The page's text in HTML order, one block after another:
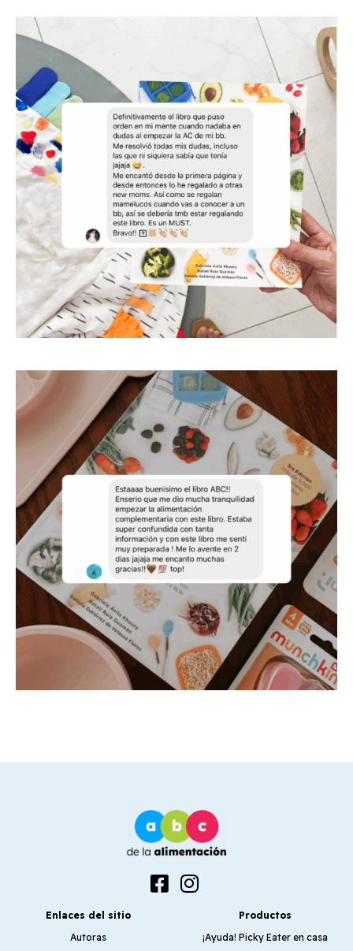
Enlaces del sitio
Autoras
Productos
¡Ayuda! Picky Eater en casa